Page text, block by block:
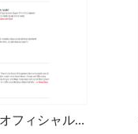
某日系食品会社の米国用オフィシャル・ウェブサイト